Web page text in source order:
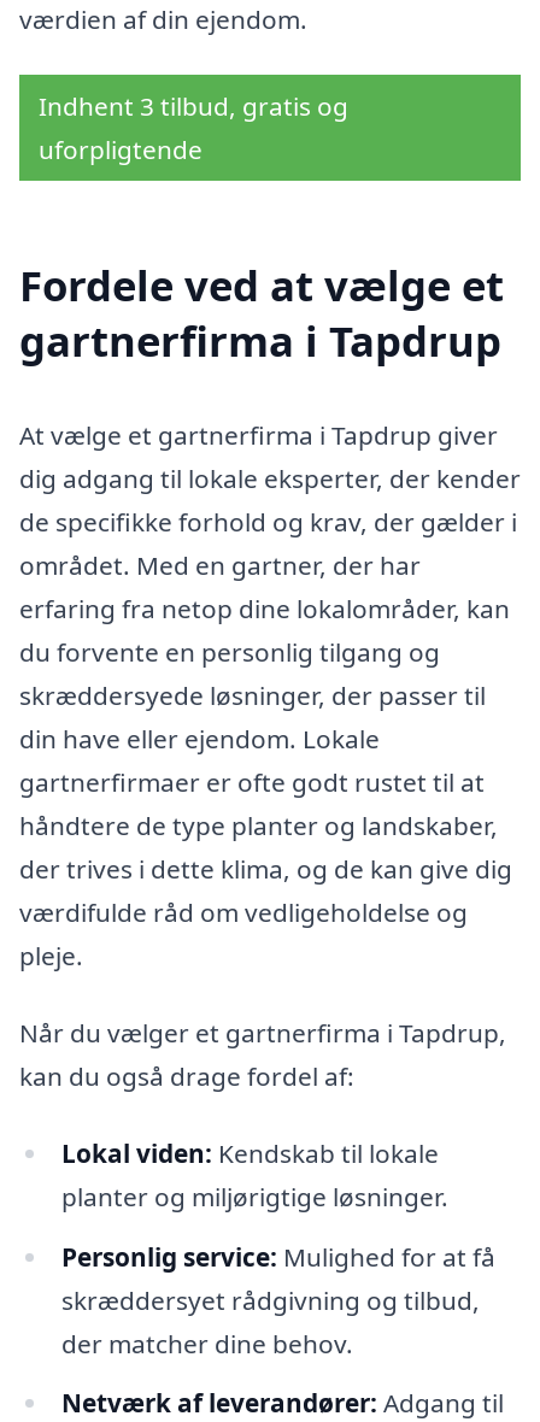
værdien af din ejendom.
Indhent 3 tilbud, gratis og
uforpligtende
Fordele ved at vælge et
gartnerfirma i Tapdrup
At vælge et gartnerfirma i Tapdrup giver
dig adgang til lokale eksperter, der kender
de specifikke forhold og krav, der gælder i
området. Med en gartner, der har
erfaring fra netop dine lokalområder, kan
du forvente en personlig tilgang og
skræddersyede løsninger, der passer til
din have eller ejendom. Lokale
gartnerfirmaer er ofte godt rustet til at
håndtere de type planter og landskaber,
der trives i dette klima, og de kan give dig
værdifulde råd om vedligeholdelse og
pleje.
Når du vælger et gartnerfirma i Tapdrup,
kan du også drage fordel af:
Lokal viden: Kendskab til lokale
planter og miljørigtige løsninger.
Personlig service: Mulighed for at få
skræddersyet rådgivning og tilbud,
der matcher dine behov.
Netværk af leverandører: Adgang til